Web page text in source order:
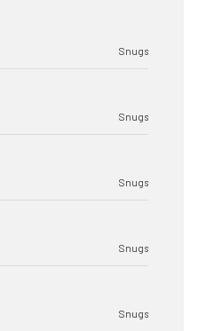
Snugs
Snugs
Snugs
Snugs
Snugs